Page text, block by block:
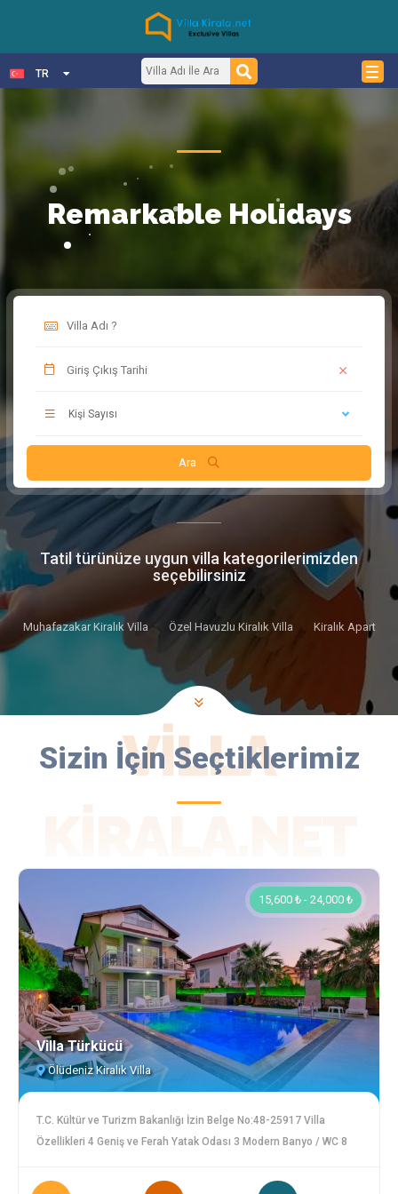
TR
Remarkable Holidays
Kişi Sayısı
Ara
Tatil türünüze uygun villa kategorilerimizden
seçebilirsiniz
Muhafazakar Kiralık Villa Özel Havuzlu Kiralık Villa Kiralık Apart
Sizin İçin Seçtiklerimiz
VILLA
15,600 ₺ - 24,000 ₺
Villa Türkücü
Ölüdeniz Kiralık Villa
T.C. Kültür ve Turizm Bakanlığı İzin Belge No:48-25917 Villa
Özellikleri 4 Geniş ve Ferah Yatak Odası 3 Modern Banyo / WC 8
m) Havuz Derinliği: 1,50 m Geniş Bahçe ve Peyzaj Alanı Rahat